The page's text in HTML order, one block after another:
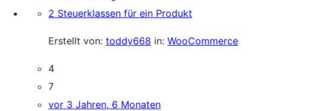
2 Steuerklassen für ein Produkt
Erstellt von: toddy668 in: WooCommerce
4
7
vor 3 Jahren, 6 Monaten